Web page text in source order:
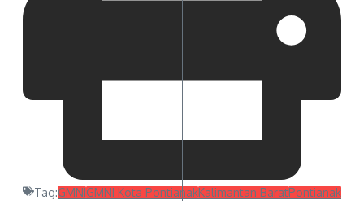
Tag:GMNIGMNI Kota PontianakKalimantan BaratPontianak